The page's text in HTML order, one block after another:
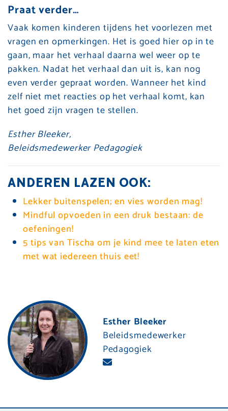
Praat verder…
Vaak komen kinderen tijdens het voorlezen met
vragen en opmerkingen. Het is goed hier op in te
gaan, maar het verhaal daarna wel weer op te
pakken. Nadat het verhaal dan uit is, kan nog
even verder gepraat worden. Wanneer het kind
zelf niet met reacties op het verhaal komt, kan
het goed zijn vragen te stellen.
Esther Bleeker,
Beleidsmedewerker Pedagogiek
ANDEREN LAZEN OOK:
Lekker buitenspelen; en vies worden mag!
Mindful opvoeden in een druk bestaan: de
oefeningen!
5 tips van Tischa om je kind mee te laten eten
met wat iedereen thuis eet!
Esther Bleeker
Beleidsmedewerker
Pedagogiek